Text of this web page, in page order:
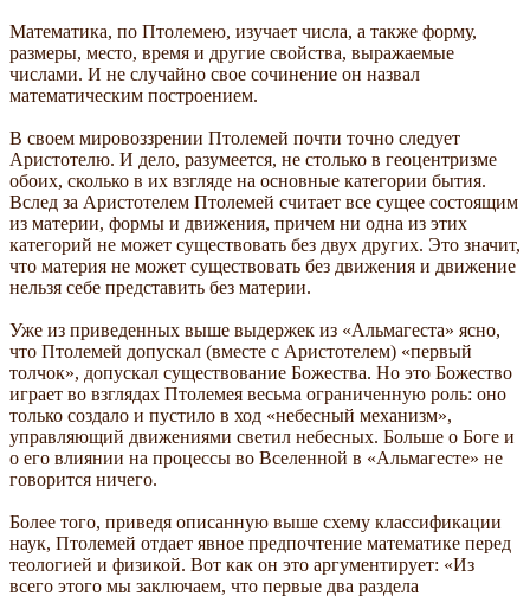
Математика, по Птолемею, изучает числа, а также форму,
размеры, место, время и другие свойства, выражаемые
числами. И не случайно свое сочинение он назвал
математическим построением.
В своем мировоззрении Птолемей почти точно следует
Аристотелю. И дело, разумеется, не столько в геоцентризме
обоих, сколько в их взгляде на основные категории бытия.
Вслед за Аристотелем Птолемей считает все сущее состоящим
из материи, формы и движения, причем ни одна из этих
категорий не может существовать без двух других. Это значит,
что материя не может существовать без движения и движение
нельзя себе представить без материи.
Уже из приведенных выше выдержек из «Альмагеста» ясно,
что Птолемей допускал (вместе с Аристотелем) «первый
толчок», допускал существование Божества. Но это Божество
играет во взглядах Птолемея весьма ограниченную роль: оно
только создало и пустило в ход «небесный механизм»,
управляющий движениями светил небесных. Больше о Боге и
о его влиянии на процессы во Вселенной в «Альмагесте» не
говорится ничего.
Более того, приведя описанную выше схему классификации
наук, Птолемей отдает явное предпочтение математике перед
теологией и физикой. Вот как он это аргументирует: «Из
всего этого мы заключаем, что первые два раздела